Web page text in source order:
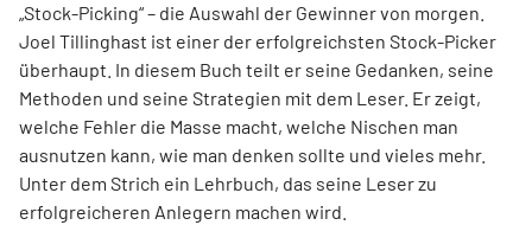
„Stock-Picking“ – die Auswahl der Gewinner von morgen.
Joel Tillinghast ist einer der erfolgreichsten Stock-Picker
überhaupt. In diesem Buch teilt er seine Gedanken, seine
Methoden und seine Strategien mit dem Leser. Er zeigt,
welche Fehler die Masse macht, welche Nischen man
ausnutzen kann, wie man denken sollte und vieles mehr.
Unter dem Strich ein Lehrbuch, das seine Leser zu
erfolgreicheren Anlegern machen wird.